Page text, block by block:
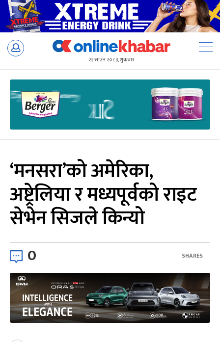
Skip
२२ साउन २०८३, शुक्रबार
‘मनसरा’को अमेरिका,
अष्ट्रेलिया र मध्यपूर्वको राइट
सेभेन सिजले किन्यो
0 SHARES